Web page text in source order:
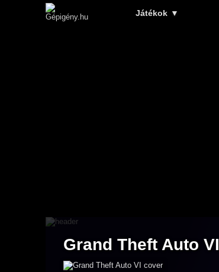
Játékok ▼
Grand Theft Auto VI